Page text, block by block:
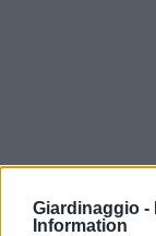
Giardinaggio -
Information